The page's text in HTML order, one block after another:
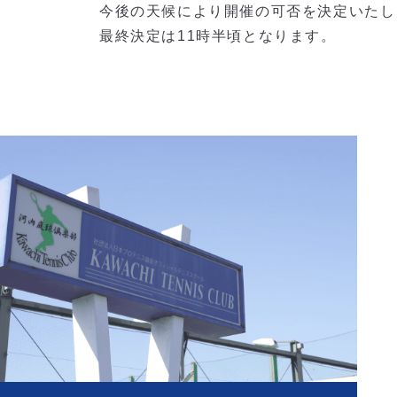
今後の天候により開催の可否を決定いた
最終決定は11時半頃となります。